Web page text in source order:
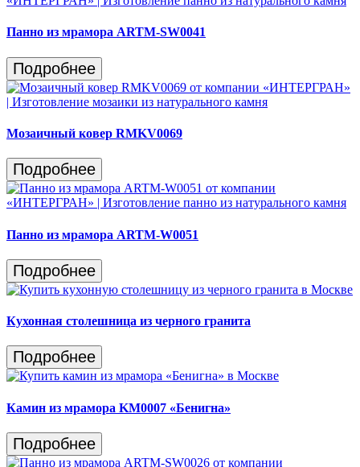
Панно из мрамора ARTM-SW0041
Подробнее
Мозаичный ковер RMKV0069
Подробнее
Панно из мрамора ARTM-W0051
Подробнее
Кухонная столешница из черного гранита
Подробнее
Камин из мрамора KM0007 «Бенигна»
Подробнее